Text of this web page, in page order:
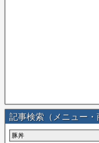
記事検索（メニュー・